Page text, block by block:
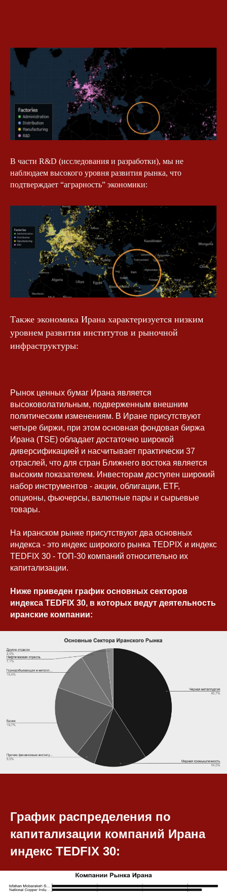
В части R&D (исследования и разработки), мы не
наблюдаем высокого уровня развития рынка, что
подтверждает “аграрность” экономики:
Также экономика Ирана характеризуется низким
уровнем развития институтов и рыночной
инфраструктуры:
Рынок ценных бумаг Ирана является
высоковолатильным, подверженным внешним
политическим изменениям. В Иране присутствуют
четыре биржи, при этом основная фондовая биржа
Ирана (TSE) обладает достаточно широкой
диверсификацией и насчитывает практически 37
отраслей, что для стран Ближнего востока является
высоким показателем. Инвесторам доступен широкий
набор инструментов - акции, облигации, ETF,
опционы, фьючерсы, валютные пары и сырьевые
товары.
На иранском рынке присутствуют два основных
индекса - это индекс широкого рынка TEDPIX и индекс
TEDFIX 30 - ТОП-30 компаний относительно их
капитализации.
Ниже приведен график основных секторов
индекса TEDFIX 30, в которых ведут деятельность
иранские компании:
График распределения по
капитализации компаний Ирана
индекс TEDFIX 30: